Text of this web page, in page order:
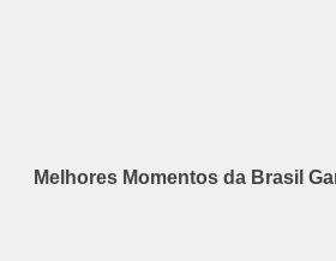
Melhores Momentos da Brasil